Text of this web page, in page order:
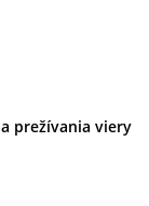
prežívania viery